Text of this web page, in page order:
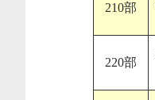
210部
220部